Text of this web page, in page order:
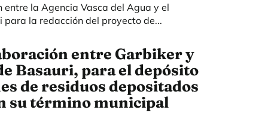
entre la Agencia Vasca del Agua y el
la redacción del proyecto de...
entre Garbiker y
Basauri, para el depósito
de residuos depositados
su término municipal